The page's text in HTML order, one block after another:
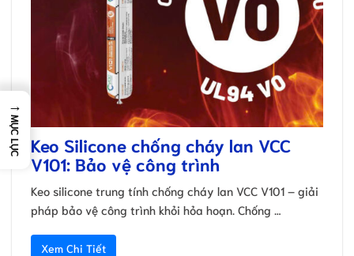
Keo Silicone chống cháy lan VCC
V101: Bảo vệ công trình
Keo silicone trung tính chống cháy lan VCC V101 – giải
pháp bảo vệ công trình khỏi hỏa hoạn. Chống …
Xem Chi Tiết
→
MỤC LỤC